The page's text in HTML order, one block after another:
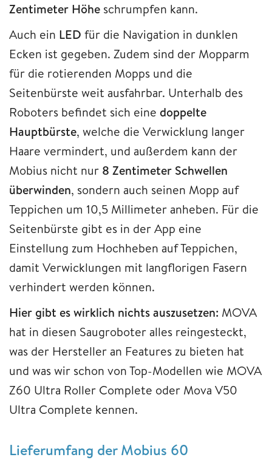
Zentimeter Höhe schrumpfen kann.
Auch ein LED für die Navigation in dunklen
Ecken ist gegeben. Zudem sind der Mopparm
für die rotierenden Mopps und die
Seitenbürste weit ausfahrbar. Unterhalb des
Roboters befindet sich eine doppelte
Hauptbürste, welche die Verwicklung langer
Haare vermindert, und außerdem kann der
Mobius nicht nur 8 Zentimeter Schwellen
überwinden, sondern auch seinen Mopp auf
Teppichen um 10,5 Millimeter anheben. Für die
Seitenbürste gibt es in der App eine
Einstellung zum Hochheben auf Teppichen,
damit Verwicklungen mit langflorigen Fasern
verhindert werden können.
Hier gibt es wirklich nichts auszusetzen: MOVA
hat in diesen Saugroboter alles reingesteckt,
was der Hersteller an Features zu bieten hat
und was wir schon von Top-Modellen wie MOVA
Z60 Ultra Roller Complete oder Mova V50
Ultra Complete kennen.
Lieferumfang der Mobius 60